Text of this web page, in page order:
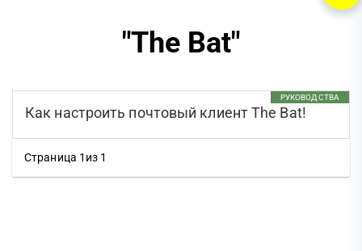
"The Bat"
Как настроить почтовый клиент The Bat!
РУКОВОДСТВА
Страница 1из 1